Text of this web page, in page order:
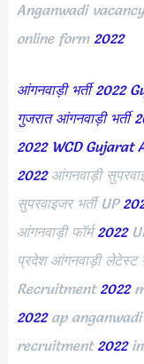
Anganwadi
online form 2022
आंगनवाड़ी भर्ती 2022
गुजरात आंगनवाड़ी भर्ती
2022 WCD Gujarat
2022आंगनवाड़ी
सुपरवाइजर भर्ती UP
आंगनवाड़ी फॉर्म2022
प्रदेश आंगनवाड़ी लेटेस्ट
Recruitment 2022
2022ap
recruitment 2022in